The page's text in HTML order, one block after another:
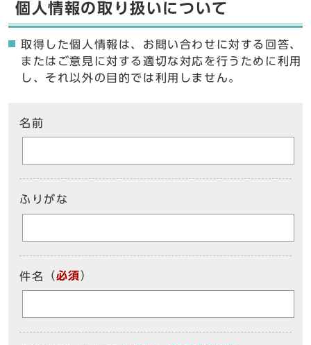
個人情報の取り扱いについて
取得した個人情報は、お問い合わせに対する回答、
またはご意見に対する適切な対応を行うために利用
し、それ以外の目的では利用しません。
名前
ふりがな
件名 （必須）